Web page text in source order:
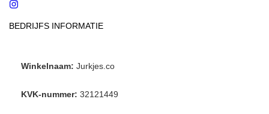
BEDRIJFS INFORMATIE
Winkelnaam: Jurkjes.co
KVK-nummer: 32121449